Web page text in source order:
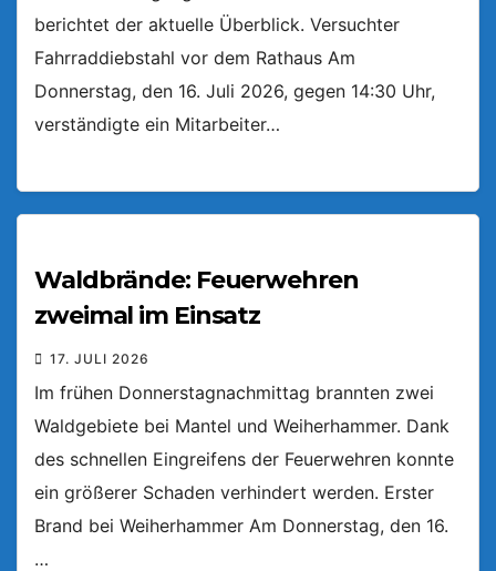
berichtet der aktuelle Überblick. Versuchter
Fahrraddiebstahl vor dem Rathaus Am
Donnerstag, den 16. Juli 2026, gegen 14:30 Uhr,
verständigte ein Mitarbeiter…
Waldbrände: Feuerwehren
zweimal im Einsatz
17. JULI 2026
Im frühen Donnerstagnachmittag brannten zwei
Waldgebiete bei Mantel und Weiherhammer. Dank
des schnellen Eingreifens der Feuerwehren konnte
ein größerer Schaden verhindert werden. Erster
Brand bei Weiherhammer Am Donnerstag, den 16.
…